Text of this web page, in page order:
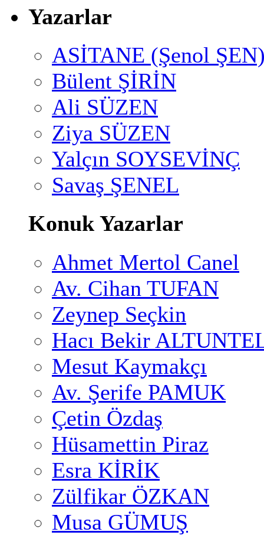
Yazarlar
ASİTANE (Şenol
Bülent ŞİRİN
Ali SÜZEN
Ziya SÜZEN
Yalçın SOYSEVİNÇ
Savaş ŞENEL
Konuk Yazarlar
Ahmet Mertol Canel
Av. Cihan TUFAN
Zeynep Seçkin
Hacı Bekir
Mesut Kaymakçı
Av. Şerife PAMUK
Çetin Özdaş
Hüsamettin Piraz
Esra KİRİK
Zülfikar ÖZKAN
Musa GÜMUŞ